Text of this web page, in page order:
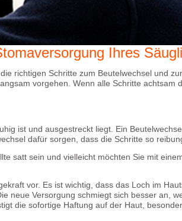
Ihres
richtigen Schritte zum Beutelwechsel und
vorgehen. Wenn alle Schritte achtsam
ist und ausgestreckt liegt. Ein
dafür sorgen, dass die Schritte so
satt sein und vielleicht möchten Sie mit
vor. Es ist wichtig, dass das Loch im
neue Versorgung schmiegt sich besser an,
die sofortige Haftung auf der Haut,